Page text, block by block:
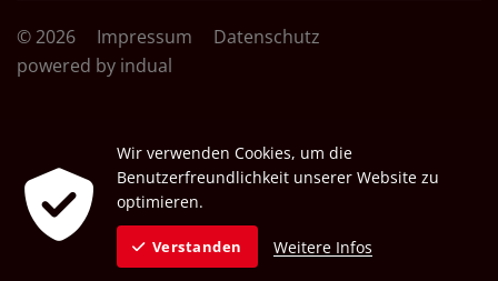
© 2026 Impressum
Datenschutz
powered by indual
Wir verwenden Cookies, um die
Benutzerfreundlichkeit unserer Website zu
optimieren.
Verstanden Weitere Infos